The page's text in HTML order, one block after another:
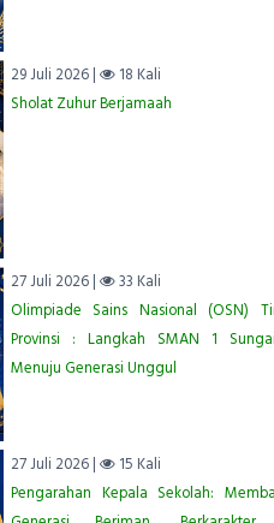
29 Juli 2026 |
18 Kali
Sholat Zuhur Berjamaah
27 Juli 2026 |
33 Kali
Olimpiade Sains Nasional (OSN)
Provinsi : Langkah SMAN 1
Menuju Generasi Unggul
27 Juli 2026 |
15 Kali
Pengarahan Kepala Sekolah: